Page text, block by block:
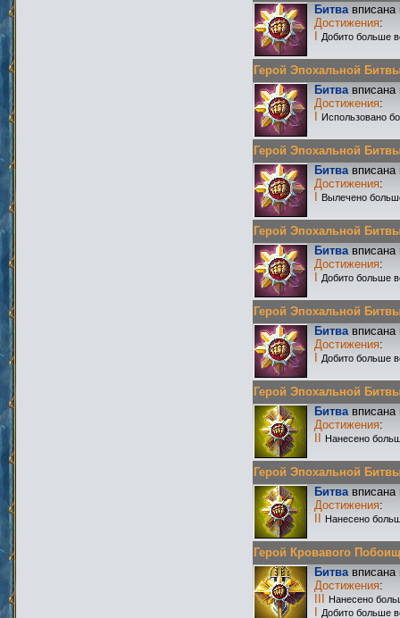
Битвавписана
Достижения:
Добито больше
Герой Эпохальной
Битвавписана
Достижения:
Использовано
Герой Эпохальной
Битвавписана
Достижения:
Вылечено
Герой Эпохальной
Битвавписана
Достижения:
Добито больше
Герой Эпохальной
Битвавписана
Достижения:
Добито больше
Герой Эпохальной
Битвавписана
Достижения:
Нанесено
Герой Эпохальной
Битвавписана
Достижения:
Нанесено
Герой Кровавого
Битвавписана
Достижения:
Нанесено
Добито больше